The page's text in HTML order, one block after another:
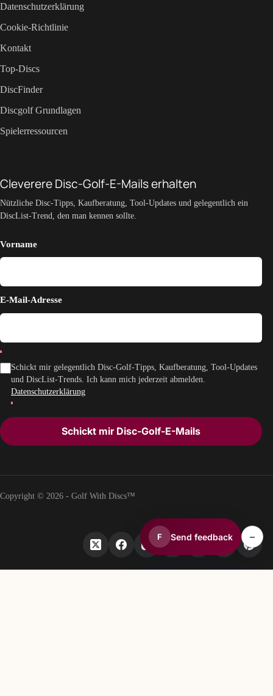
Datenschutzerklärung
Cookie-Richtlinie
Kontakt
Top-Discs
DiscFinder
Discgolf Grundlagen
Spielerressourcen
Cleverere Disc-Golf-E-Mails erhalten
Nützliche Disc-Tipps, Kaufberatung, Tool-Updates und gelegentlich ein
DiscList-Trend, den man kennen sollte.
Vorname
E-Mail-Adresse
Schickt mir gelegentlich Disc-Golf-Tipps, Kaufberatung, Tool-Updates
und DiscList-Trends. Ich kann mich jederzeit abmelden.
Datenschutzerklärung
Schickt mir Disc-Golf-E-Mails
Copyright © 2026 - Golf With Discs™
F Send feedback –